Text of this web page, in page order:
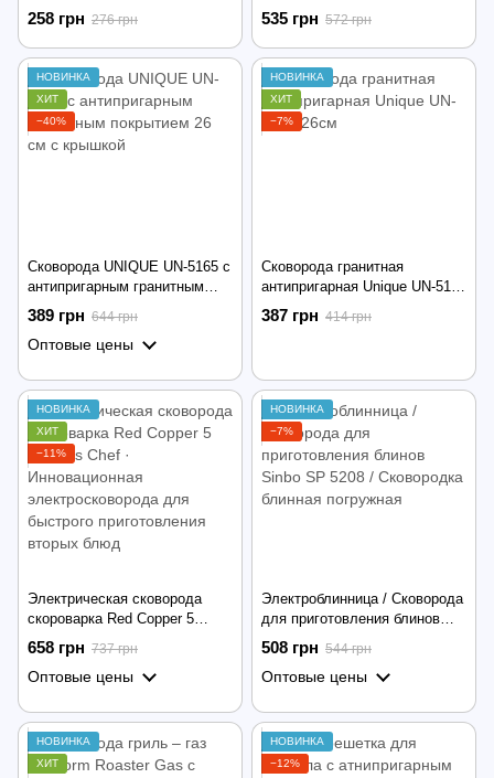
жарки блинов, оладей ∙
Блинница 24 см
258 грн 276 грн
UN-5117 28 см
535 грн 572 грн
НОВИНКА
ХИТ
−40%
Сковорода UNIQUE UN-5165 с
антипригарным гранитным
покрытием 26 см с крышкой
389 грн 644 грн
Оптовые цены
НОВИНКА
ХИТ
−7%
Сковорода гранитная
антипригарная Unique UN-5105
26см
387 грн 414 грн
НОВИНКА
ХИТ
−11%
Электрическая сковорода
скороварка Red Copper 5
Minutes Chef · Инновационная
электросковорода для
быстрого приготовления
658 грн 737 грн
Оптовые цены
НОВИНКА
−7%
Электроблинница / Сковорода
для приготовления блинов
Sinbo SP 5208 / Сковородка
блинная погружная
508 грн 544 грн
Оптовые цены
НОВИНКА
ХИТ
НОВИНКА
−12%